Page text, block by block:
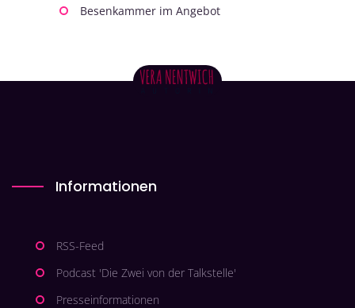
Besenkammer im Angebot
Informationen
RSS-Feed
Podcast 'Die Zwei von der Talkstelle'
Presseinformationen